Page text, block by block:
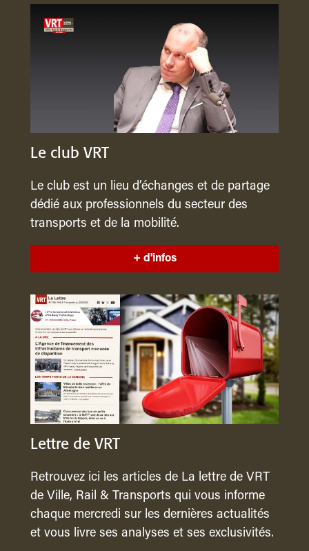
Le club VRT
Le club est un lieu d’échanges et de partage
dédié aux professionnels du secteur des
transports et de la mobilité.
+ d'infos
Lettre de VRT
Retrouvez ici les articles de La lettre de VRT
de Ville, Rail & Transports qui vous informe
chaque mercredi sur les dernières actualités
et vous livre ses analyses et ses exclusivités.